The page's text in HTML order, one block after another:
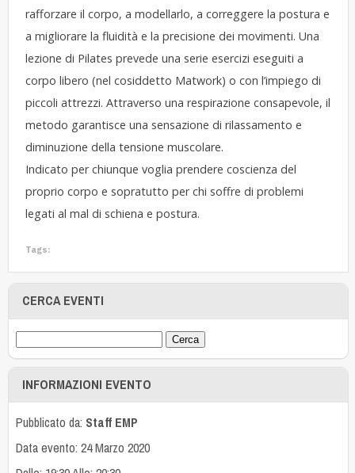
rafforzare il corpo, a modellarlo, a correggere la postura e
a migliorare la fluidità e la precisione dei movimenti. Una
lezione di Pilates prevede una serie esercizi eseguiti a
corpo libero (nel cosiddetto Matwork) o con l’impiego di
piccoli attrezzi. Attraverso una respirazione consapevole, il
metodo garantisce una sensazione di rilassamento e
diminuzione della tensione muscolare.
Indicato per chiunque voglia prendere coscienza del
proprio corpo e sopratutto per chi soffre di problemi
legati al mal di schiena e postura.
Tags:
CERCA EVENTI
INFORMAZIONI EVENTO
Pubblicato da: Staff EMP
Data evento: 24 Marzo 2020